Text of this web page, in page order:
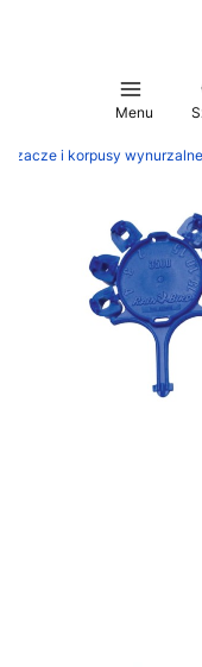
Menu
i korpusy wynurzalne